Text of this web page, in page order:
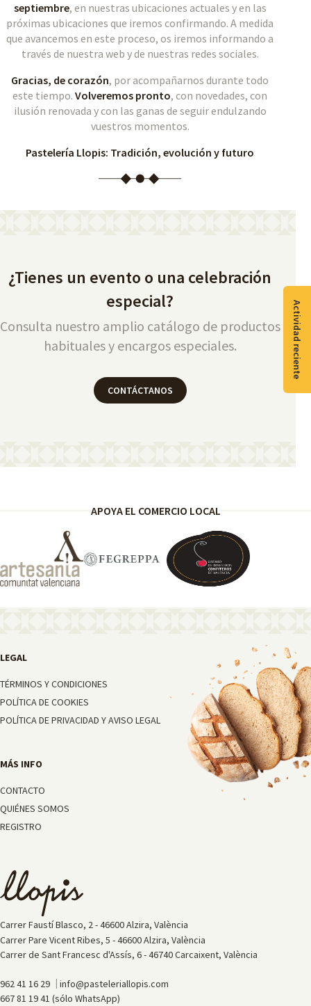
septiembre, en nuestras ubicaciones actuales y en las
próximas ubicaciones que iremos confirmando. A medida
que avancemos en este proceso, os iremos informando a
través de nuestra web y de nuestras redes sociales.
Gracias, de corazón, por acompañarnos durante todo
este tiempo. Volveremos pronto, con novedades, con
ilusión renovada y con las ganas de seguir endulzando
vuestros momentos.
Pastelería Llopis: Tradición, evolución y futuro
¿Tienes un evento o una celebración
especial?
Consulta nuestro amplio catálogo de productos
habituales y encargos especiales.
CONTÁCTANOS
Actividad reciente
Carrer Faustí Blasco, 2 - 46600 Alzira, València
Carrer Pare Vicent Ribes, 5 - 46600 Alzira, València
Carrer de Sant Francesc d'Assís, 6 - 46740 Carcaixent, València
962 41 16 29 | info@pasteleriallopis.com
667 81 19 41 (sólo WhatsApp)
CONTACTO
QUIÉNES SOMOS
REGISTRO
TÉRMINOS Y CONDICIONES
POLÍTICA DE COOKIES
POLÍTICA DE PRIVACIDAD Y AVISO LEGAL